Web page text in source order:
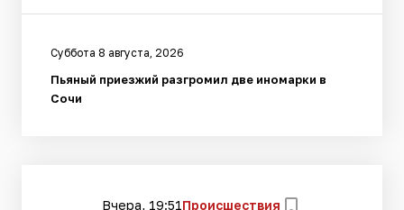
Суббота 8 августа, 2026
Пьяный приезжий разгромил две иномарки в
Сочи
Вчера, 19:51Происшествия